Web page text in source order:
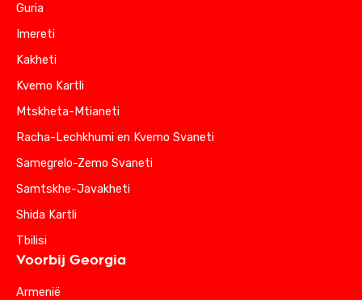
Guria
Imereti
Kakheti
Kvemo Kartli
Mtskheta-Mtianeti
Racha-Lechkhumi en Kvemo Svaneti
Samegrelo-Zemo Svaneti
Samtskhe-Javakheti
Shida Kartli
Tbilisi
Voorbij Georgia
Armenië